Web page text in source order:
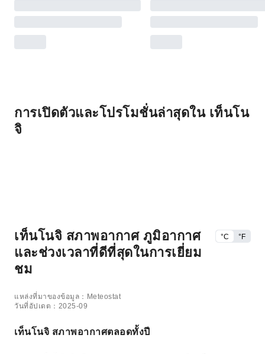
การเปิดตัวและโปรโมชั่นล่าสุดใน เท็นโน
จิ
เท็นโนจิ สภาพอากาศ ภูมิอากาศ
และช่วงเวลาที่ดีที่สุดในการเยี่ยม
ชม
°C °F
แหล่งที่มาของข้อมูล：Meteostat
วันที่อัปเดต：2025-09
เท็นโนจิ สภาพอากาศตลอดทั้งปี